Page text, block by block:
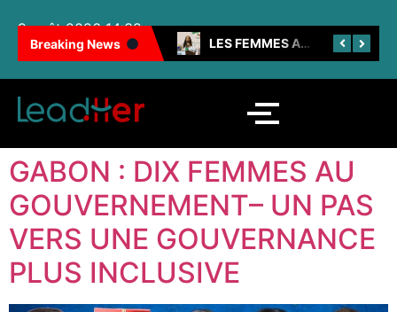
9 août 2026 14:32
Breaking News 100 FEMMES NOIRES INSPIRANTES : LES CAMEROUNAISES BRILLENT ENCORE LES FEMMES AU CŒUR DE LA SNH
GABON : DIX FEMMES AU
GOUVERNEMENT– UN PAS
VERS UNE GOUVERNANCE
PLUS INCLUSIVE